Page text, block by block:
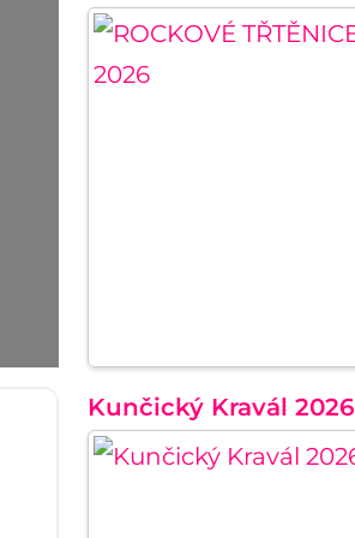
Kunčický Kravál 2026